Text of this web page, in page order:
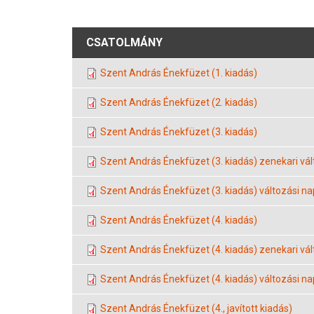
CSATOLMÁNY
Szent András Énekfüzet (1. kiadás)
Szent András Énekfüzet (2. kiadás)
Szent András Énekfüzet (3. kiadás)
Szent András Énekfüzet (3. kiadás) zenekari
Szent András Énekfüzet (3. kiadás) változási
Szent András Énekfüzet (4. kiadás)
Szent András Énekfüzet (4. kiadás) zenekari
Szent András Énekfüzet (4. kiadás) változási
Szent András Énekfüzet (4., javított kiadás)